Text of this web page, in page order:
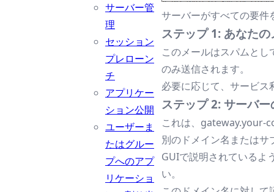
サーバー管
理
セッション
プレローン
チ
アプリケー
ション公開
ユーザーま
たはグルー
プへのアプ
リケーショ
サーバーがすべての要
ステップ 1: あなた
このメールはスパムと
のみ送信されます。
必要に応じて、サービ
ステップ 2: サーバ
これは、gateway.your-
別のドメイン名または
GUIで説明されているよ
い。